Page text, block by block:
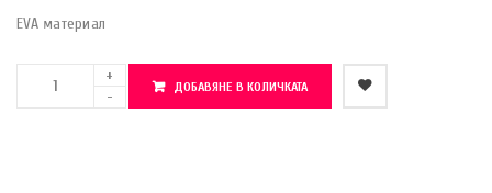
EVA материал
ДОБАВЯНЕ В КОЛИЧКАТА